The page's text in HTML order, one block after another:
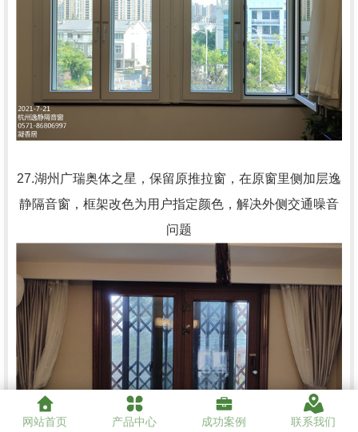
27.湖州广瑞奥体之星，保留原推拉窗，在原窗里侧加层逸
静隔音窗，框架改色为用户指定颜色，解决外侧交通噪音
问题
网站首页 产品中心 成功案例 联系我们